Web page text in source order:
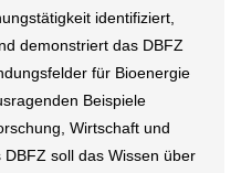
identifiziert,
demonstriert das DBFZ
für Bioenergie
Beispiele
Wirtschaft und
soll das Wissen über